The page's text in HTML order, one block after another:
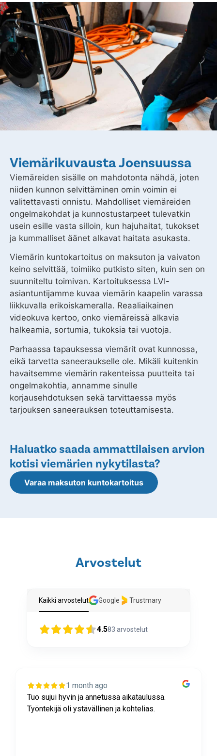
Viemärikuvausta Joensuussa
Viemäreiden sisälle on mahdotonta nähdä, joten
niiden kunnon selvittäminen omin voimin ei
valitettavasti onnistu. Mahdolliset viemäreiden
ongelmakohdat ja kunnostustarpeet tulevatkin
usein esille vasta silloin, kun hajuhaitat, tukokset
ja kummalliset äänet alkavat haitata asukasta.
Viemärin kuntokartoitus on maksuton ja vaivaton
keino selvittää, toimiiko putkisto siten, kuin sen on
suunniteltu toimivan. Kartoituksessa LVI-
asiantuntijamme kuvaa viemärin kaapelin varassa
liikkuvalla erikoiskameralla. Reaaliaikainen
videokuva kertoo, onko viemäreissä alkavia
halkeamia, sortumia, tukoksia tai vuotoja.
Parhaassa tapauksessa viemärit ovat kunnossa,
eikä tarvetta saneeraukselle ole. Mikäli kuitenkin
havaitsemme viemärin rakenteissa puutteita tai
ongelmakohtia, annamme sinulle
korjausehdotuksen sekä tarvittaessa myös
tarjouksen saneerauksen toteuttamisesta.
Haluatko saada ammattilaisen arvion
kotisi viemärien nykytilasta?
Varaa maksuton kuntokartoitus
Arvostelut
Kaikki arvostelut Google Trustmary
4.583 arvostelut
1 month ago
Tuo sujui hyvin ja annetussa aikataulussa.
Työntekijä oli ystävällinen ja kohtelias.